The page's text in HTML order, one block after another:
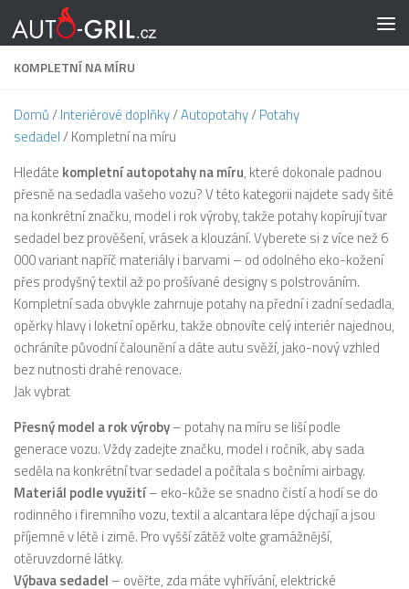
Skip to content
KOMPLETNÍ NA MÍRU
Domů/Interiérové doplňky/Autopotahy/Potahy
sedadel/ Kompletní na míru
Hledáte kompletní autopotahy na míru, které dokonale padnou
přesně na sedadla vašeho vozu? V této kategorii najdete sady šité
na konkrétní značku, model i rok výroby, takže potahy kopírují tvar
sedadel bez prověšení, vrásek a klouzání. Vyberete si z více než 6
000 variant napříč materiály i barvami – od odolného eko-kožení
přes prodyšný textil až po prošívané designy s polstrováním.
Kompletní sada obvykle zahrnuje potahy na přední i zadní sedadla,
opěrky hlavy i loketní opěrku, takže obnovíte celý interiér najednou,
ochráníte původní čalounění a dáte autu svěží, jako-nový vzhled
bez nutnosti drahé renovace.
Jak vybrat
Přesný model a rok výroby– potahy na míru se liší podle
generace vozu. Vždy zadejte značku, model i ročník, aby sada
seděla na konkrétní tvar sedadel a počítala s bočními airbagy.
Materiál podle využití– eko-kůže se snadno čistí a hodí se do
rodinného i firemního vozu, textil a alcantara lépe dýchají a jsou
příjemné v létě i zimě. Pro vyšší zátěž volte gramážnější,
otěruvzdorné látky.
Výbava sedadel – ověřte, zda máte vyhřívání, elektrické